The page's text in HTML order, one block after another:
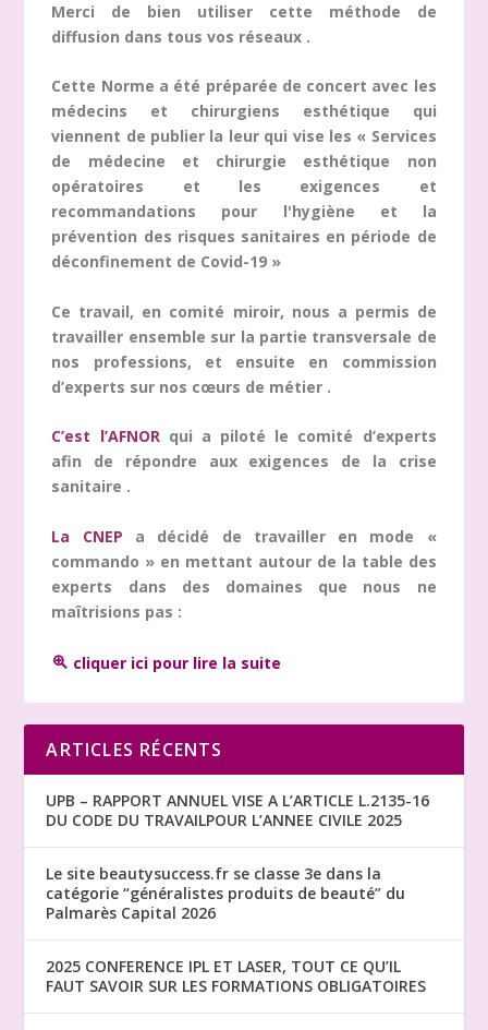
Merci de bien utiliser cette méthode de
diffusion dans tous vos réseaux .
Cette Norme a été préparée de concert avec les
médecins et chirurgiens esthétique qui
viennent de publier la leur qui vise les « Services
de médecine et chirurgie esthétique non
opératoires et les exigences et
recommandations pour l'hygiène et la
prévention des risques sanitaires en période de
déconfinement de Covid-19 »
Ce travail, en comité miroir, nous a permis de
travailler ensemble sur la partie transversale de
nos professions, et ensuite en commission
d’experts sur nos cœurs de métier .
C’est l’AFNORqui a piloté le comité d’experts
afin de répondre aux exigences de la crise
sanitaire .
La CNEP a décidé de travailler en mode «
commando » en mettant autour de la table des
experts dans des domaines que nous ne
maîtrisions pas :
cliquer ici pour lire la suite
ARTICLES RÉCENTS
UPB – RAPPORT ANNUEL VISE A L’ARTICLE L.2135-16
DU CODE DU TRAVAILPOUR L’ANNEE CIVILE 2025
Le site beautysuccess.fr se classe 3e dans la
catégorie “généralistes produits de beauté” du
Palmarès Capital 2026
2025 CONFERENCE IPL ET LASER, TOUT CE QU’IL
FAUT SAVOIR SUR LES FORMATIONS OBLIGATOIRES